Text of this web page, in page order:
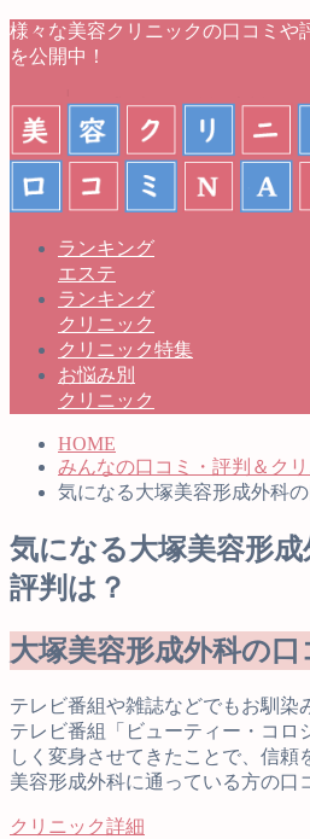
様々な美容クリニックの口コミや
を公開中！
ランキング
エステ
ランキング
クリニック
クリニック特集
お悩み別
クリニック
HOME
みんなの口コミ・評判＆ク
気になる大塚美容形成外科
気になる大塚美容形成
評判は？
大塚美容形成外科の口
テレビ番組や雑誌などでもお馴染
テレビ番組「ビューティー・コロ
しく変身させてきたことで、信頼
美容形成外科に通っている方の口
クリニック詳細